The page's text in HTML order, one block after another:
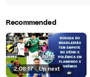
Recommended
2:08:17 | Up next